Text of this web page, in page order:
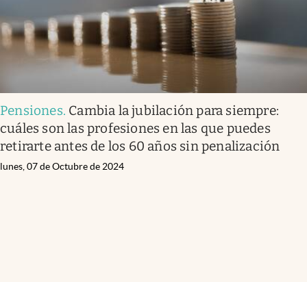
Pensiones. Cambia la jubilación para siempre:
cuáles son las profesiones en las que puedes
retirarte antes de los 60 años sin penalización
lunes, 07 de Octubre de 2024